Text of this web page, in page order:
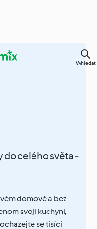
Vyhledat
do celého světa -
domově a bez
svoji kuchyni,
se tisíci